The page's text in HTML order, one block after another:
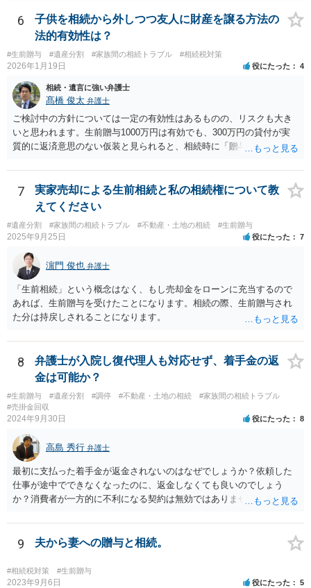
6
子供を相続から外しつつ友人に財産を譲る方法の
法的有効性は？
#生前贈与 #遺産分割 #家族間の相続トラブル #相続税対策
2026年1月19日 役にたった 4
相続・遺言に強い弁護士
髙橋 俊太 弁護士
ご検討中の方針については一定の有効性はあるものの、リスクも大き
いと思われます。生前贈与1000万円は有効でも、300万円の貸付が実
質的に返済意思のない仮装と見られると、相続時に「贈与」と評価さ
法として考えられるものとしては、 ①信託（家族信託・目的信託） 財
産を信託口に移し、受託者（信頼できる友人や専門職）に管理させ、
・生存中はあなたの生活費・介護費に優先充当 ・残余を友人や慈善団
体へ と使途を厳格に指定。相続ではなく信託帰属になるため、子の関
与を大きく排除できます。 ②遺言＋生命保険の組合せ 生活資金は手元
に残し、余剰資金で受取人を友人・団体にした保険を活用。保険金は
相続財産とは別枠で、遺留分対策にも有効と思われます。 ③負担付死
因贈与 「介護・見守り等を条件に、死亡時に財産を渡す」契約。条件
不履行なら無効にでき、老後の安心を担保できます。 ④ 寄附予約＋解
除条件 慈善団体への寄附を予約しつつ、資金不足時は解除できる条項
を設定。 などがあり得るかと思われます。
7
実家売却による生前相続と私の相続権について教
えてください
#遺産分割 #家族間の相続トラブル #不動産・土地の相続 #生前贈与
2025年9月25日 役にたった 7
濵門 俊也 弁護士
「生前相続」という概念はなく、もし売却金をローンに充当するので
あれば、生前贈与を受けたことになります。相続の際、生前贈与され
た分は持戻しされることになります。
8
弁護士が入院し復代理人も対応せず、着手金の返
金は可能か？
#生前贈与 #遺産分割 #調停 #不動産・土地の相続
#家族間の相続トラブル
#売掛金回収
2024年9月30日 役にたった 8
高島 秀行 弁護士
最初に支払った着手金が返金されないのはなぜでしょうか？依頼した
仕事が途中でできなくなったのに、返金しなくても良いのでしょう
か？消費者が一方的に不利になる契約は無効ではありませんか？
務があると思います。 倒れた弁護士が所属する弁護士会に相談さ
れた方がよいと思います。 倒れた弁護士は脳梗塞で倒れたようで
すが、 判断能力があり、復代理を倒れた弁護士の判断で復代理を
選任したのか 即ち、復代理人の選任は有効なのかという問題もあ
ると思います。
9 夫から妻への贈与と相続。
#相続税対策 #生前贈与
2023年9月6日 役にたった 5